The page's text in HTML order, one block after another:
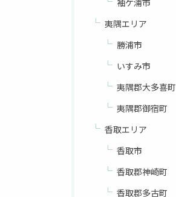
袖ケ浦市
夷隅エリア
勝浦市
いすみ市
夷隅郡大多喜町
夷隅郡御宿町
香取エリア
香取市
香取郡神崎町
香取郡多古町